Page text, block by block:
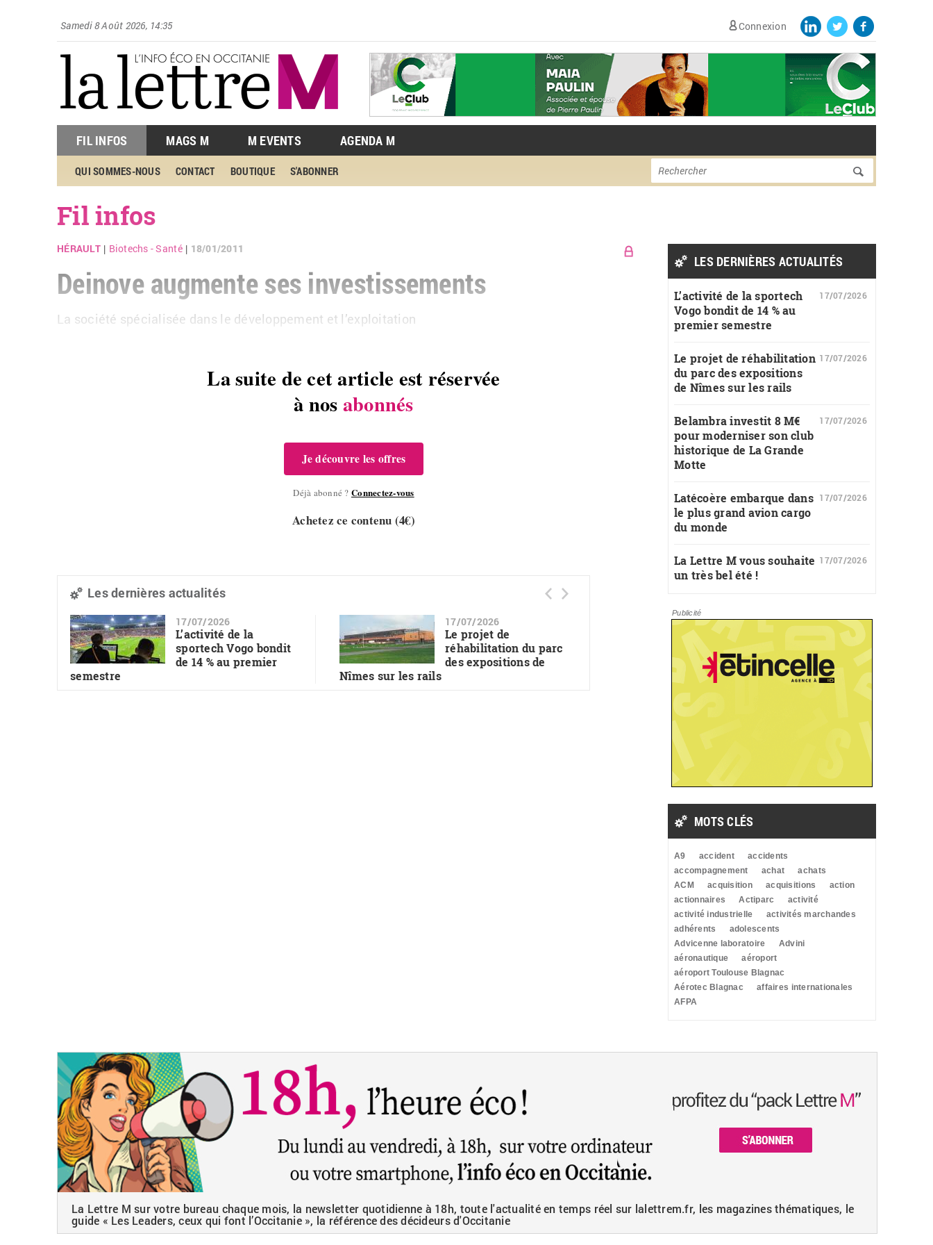
Samedi 8 Août 2026, 14:35 Connexion
FIL INFOS MAGS M M EVENTS AGENDA M
QUI SOMMES-NOUS CONTACT BOUTIQUE S'ABONNER Formulaire de
Rechercher
Fil infos
HÉRAULT| Biotechs - Santé| 18/01/2011
Deinove augmente ses investissements
La société spécialisée dans le développement et l’exploitation
La suite de cet article est réservée
à nosabonnés
Je découvre les offres
Déjà abonné ? Connectez-vous
Achetez ce contenu (4€)
Les dernières actualités
17/07/2026
L’activité de la
sportech Vogo bondit
de 14 % au premier
semestre
17/07/2026
Le projet de
réhabilitation du parc
des expositions de
Nîmes sur les rails
LES DERNIÈRES ACTUALITÉS
L’activité de la sportech
Vogo bondit de 14 % au
premier semestre
17/07/2026
Le projet de réhabilitation
du parc des expositions
de Nîmes sur les rails
17/07/2026
Belambra investit 8 M€
pour moderniser son club
historique de La Grande
Motte
17/07/2026
Latécoère embarque dans
le plus grand avion cargo
du monde
17/07/2026
La Lettre M vous souhaite
un très bel été !
17/07/2026
Publicité
MOTS CLÉS
A9 accident
accidents
accompagnement
achat
achats
ACM
acquisition acquisitions
action
actionnaires
Actiparc
activité
activité industrielle
activités marchandes
adhérents
adolescents
Advicenne laboratoire
Advini
aéronautique
aéroport
aéroport Toulouse Blagnac
Aérotec Blagnac
affaires internationales
AFPA
La Lettre M sur votre bureau chaque mois, la newsletter quotidienne à 18h, toute l'actualité en temps réel sur lalettrem.fr, les magazines thématiques, le
guide « Les Leaders, ceux qui font l’Occitanie », la référence des décideurs d'Occitanie